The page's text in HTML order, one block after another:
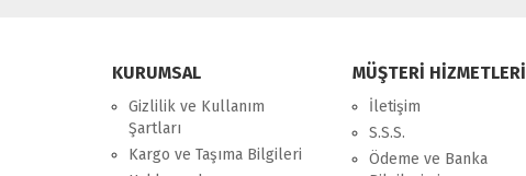
KURUMSAL
Gizlilik ve Kullanım
Şartları
Kargo ve Taşıma Bilgileri
MÜŞTERİ HİZMETLERİ
İletişim
S.S.S.
Ödeme ve Banka